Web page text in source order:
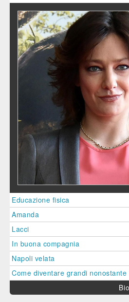
Educazione fisica
Amanda
Lacci
In buona compagnia
Napoli velata
Come diventare grandi